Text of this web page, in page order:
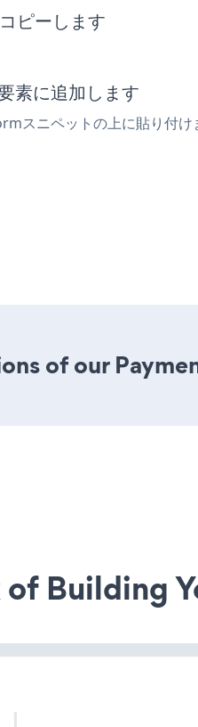
ピーします
素に追加します
スニペットの上に貼り付
of our
Building